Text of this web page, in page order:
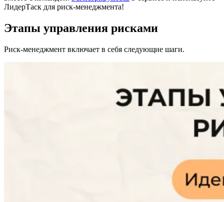
ЛидерТаск для риск-менеджмента!
Этапы управления рисками
Риск-менеджмент включает в себя следующие шаги.